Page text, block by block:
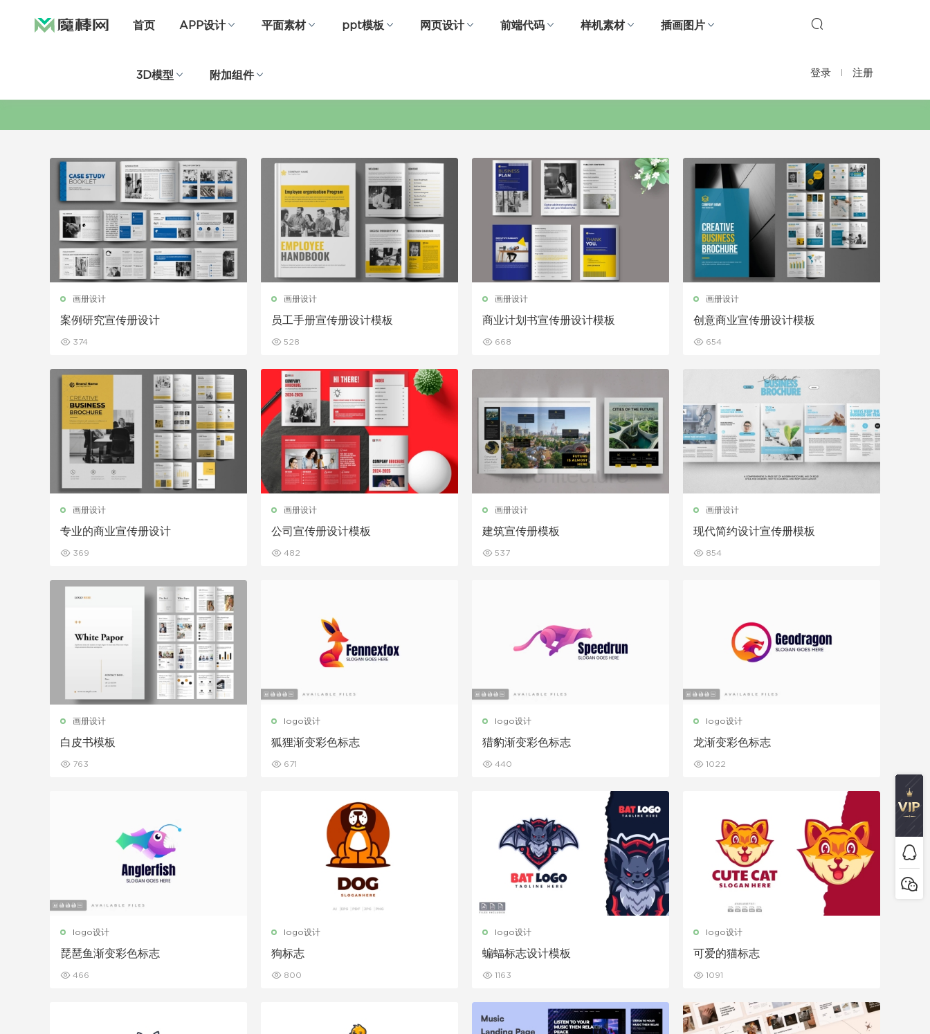
首页 APP设计 平面素材 ppt模板 网页设计 前端代码 样机素材 插画图片
3D模型 附加组件 登录 注册
画册设计
案例研究宣传册设计
374
画册设计
员工手册宣传册设计模板
528
画册设计
商业计划书宣传册设计模板
668
画册设计
创意商业宣传册设计模板
654
画册设计
专业的商业宣传册设计
369
画册设计
公司宣传册设计模板
482
画册设计
建筑宣传册模板
537
画册设计
现代简约设计宣传册模板
854
画册设计
白皮书模板
763
logo设计
狐狸渐变彩色标志
671
logo设计
猎豹渐变彩色标志
440
logo设计
龙渐变彩色标志
1022
logo设计
琵琶鱼渐变彩色标志
466
logo设计
狗标志
800
logo设计
蝙蝠标志设计模板
1163
logo设计
可爱的猫标志
1091